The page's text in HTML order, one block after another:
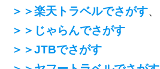
＞＞楽天トラベルでさがす、
＞＞じゃらんでさがす
＞＞JTBでさがす